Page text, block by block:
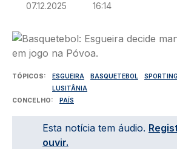
07.12.2025 16:14
Imagem
TÓPICOS ESGUEIRA BASQUETEBOL SPORTING
LUSITÂNIA
CONCELHO
PAÍS
Esta notícia tem áudio.
ouvir.